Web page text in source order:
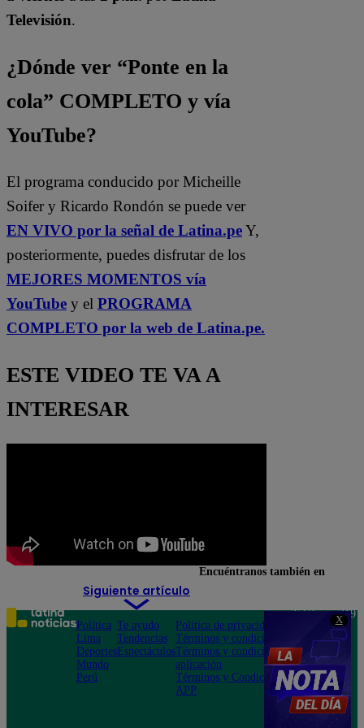
X
Televisión.
¿Dónde ver “Ponte en la
cola” COMPLETO y vía
YouTube?
El programa conducido por Micheille
Soifer y Ricardo Rondón se puede ver
EN VIVO por la señal de Latina.peY,
posteriormente, puedes disfrutar de los
MEJORES MOMENTOS vía
YouTube y el PROGRAMA
COMPLETO por la web de Latina.pe.
ESTE VIDEO TE VA A
INTERESAR
Siguiente artículo
Encuéntranos también en
Política
Lima
Deportes
Mundo
Perú
Te ayudo
Tendencias
Espectáculos
Política de privacidad
Términos y condiciones
Términos y condiciones
aplicación
Términos y Condiciones
APP
Teléfono: 219
Av. San
Felipe 968
Jesús María